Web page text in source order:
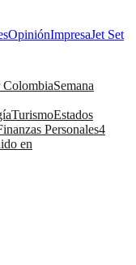
OpiniónImpresaJet Set
Semana
TurismoEstados
Personales4
en